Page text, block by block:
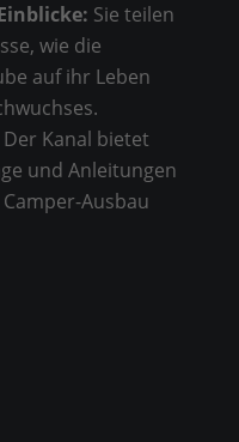
Sie teilen
wie die
auf ihr Leben
Der Kanal bietet
und Anleitungen
Ausbau